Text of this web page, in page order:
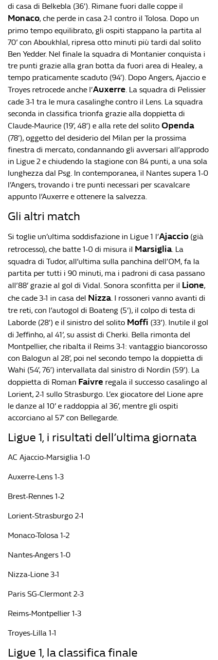
di casa di Belkebla (36’). Rimane fuori dalle coppe il
Monaco, che perde in casa 2-1 contro il Tolosa. Dopo un
primo tempo equilibrato, gli ospiti stappano la partita al
70’ con Aboukhlal, ripresa otto minuti più tardi dal solito
Ben Yedder. Nel finale la squadra di Montanier conquista i
tre punti grazie alla gran botta da fuori area di Healey, a
tempo praticamente scaduto (94’). Dopo Angers, Ajaccio e
Troyes retrocede anche l’Auxerre. La squadra di Pelissier
cade 3-1 tra le mura casalinghe contro il Lens. La squadra
seconda in classifica trionfa grazie alla doppietta di
Claude-Maurice (19’, 48’) e alla rete del solito Openda
(78’), oggetto del desiderio del Milan per la prossima
finestra di mercato, condannando gli avversari all’approdo
in Ligue 2 e chiudendo la stagione con 84 punti, a una sola
lunghezza dal Psg. In contemporanea, il Nantes supera 1-0
l’Angers, trovando i tre punti necessari per scavalcare
appunto l’Auxerre e ottenere la salvezza.
Gli altri match
Si toglie un’ultima soddisfazione in Ligue 1 l’Ajaccio (già
retrocesso), che batte 1-0 di misura il Marsiglia. La
squadra di Tudor, all’ultima sulla panchina dell’OM, fa la
partita per tutti i 90 minuti, ma i padroni di casa passano
all’88’ grazie al gol di Vidal. Sonora sconfitta per il Lione,
che cade 3-1 in casa del Nizza. I rossoneri vanno avanti di
tre reti, con l’autogol di Boateng (5’), il colpo di testa di
Laborde (28’) e il sinistro del solito Moffi (33’). Inutile il gol
di Jeffinho, al 41’, su assist di Cherki. Bella rimonta del
Montpellier, che ribalta il Reims 3-1: vantaggio biancorosso
con Balogun al 28’, poi nel secondo tempo la doppietta di
Wahi (54’, 76’) intervallata dal sinistro di Nordin (59’). La
doppietta di Roman Faivre regala il successo casalingo al
Lorient, 2-1 sullo Strasburgo. L’ex giocatore del Lione apre
le danze al 10’ e raddoppia al 36’, mentre gli ospiti
accorciano al 57’ con Bellegarde.
Ligue 1, i risultati dell’ultima giornata
AC Ajaccio-Marsiglia 1-0
Auxerre-Lens 1-3
Brest-Rennes 1-2
Lorient-Strasburgo 2-1
Monaco-Tolosa 1-2
Nantes-Angers 1-0
Nizza-Lione 3-1
Paris SG-Clermont 2-3
Reims-Montpellier 1-3
Troyes-Lilla 1-1
Ligue 1, la classifica finale